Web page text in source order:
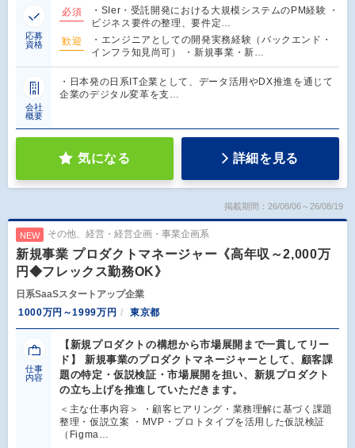
応募
資格
必須
・SIer・受託開発における大規模システムのPM経験 ・
ビジネス要件の整理、要件定…
歓迎
・エンジニアとしての開発実務経験（バックエンド・
インフラ知見尚可） ・新規事業・新…
会社
概要
・日本発の日系IT企業として、データ活用やDX推進を通じて
企業のデジタル変革を支…
気になる 詳細を見る
掲載期間：26/08/06～26/08/19
NEW その他、経営・経営企画・事業企画系
新規事業 プロダクトマネージャー《高年収～2,000万
円◆フレックス勤務OK》
日系SaaSスタートアップ企業
1000万円～1999万円
東京都
仕事
内容
【新規プロダクトの構想から市場展開まで一貫してリー
ド】 新規事業のプロダクトマネージャーとして、顧客課
題の特定・仮説検証・市場展開を担い、新規プロダクト
の立ち上げを推進していただきます。
＜主な仕事内容＞ ・顧客ヒアリング・業務理解に基づく課題
整理・仮説立案 ・MVP・プロトタイプを活用した仮説検証
（Figma…